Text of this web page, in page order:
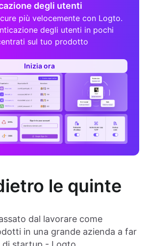
degli utenti
più velocemente con Logto.
degli utenti in pochi
sul tuo prodotto
Inizia ora
le quinte
dal lavorare come
in una grande azienda a far